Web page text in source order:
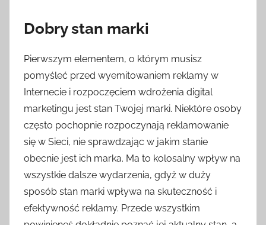
Dobry stan marki
Pierwszym elementem, o którym musisz
pomyśleć przed wyemitowaniem reklamy w
Internecie i rozpoczęciem wdrożenia digital
marketingu jest stan Twojej marki. Niektóre osoby
często pochopnie rozpoczynają reklamowanie
się w Sieci, nie sprawdzając w jakim stanie
obecnie jest ich marka. Ma to kolosalny wpływ na
wszystkie dalsze wydarzenia, gdyż w duży
sposób stan marki wpływa na skuteczność i
efektywność reklamy. Przede wszystkim